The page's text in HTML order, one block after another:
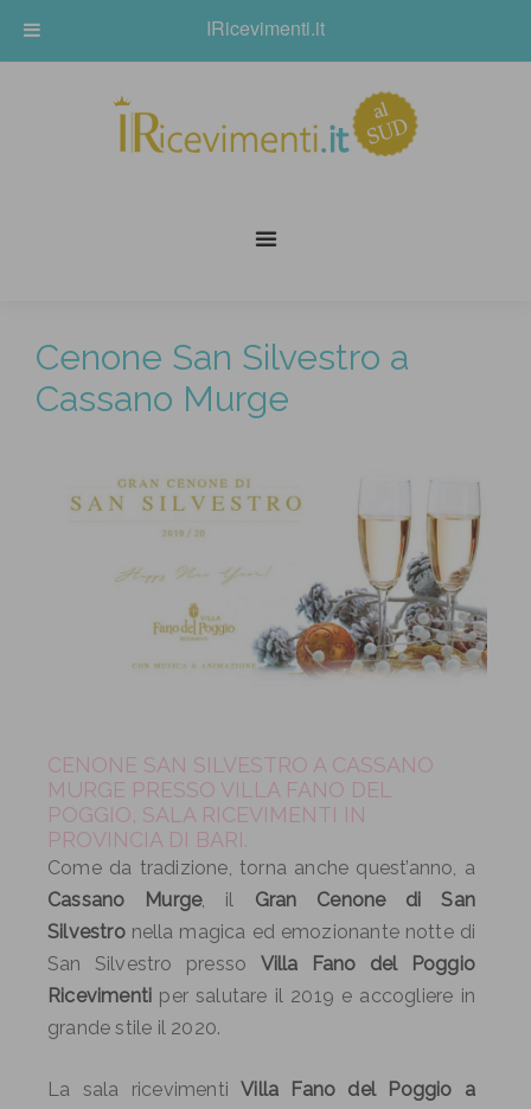
Cenone San Silvestro a
Cassano Murge
CENONE SAN SILVESTRO A CASSANO
MURGE PRESSO VILLA FANO DEL
POGGIO, SALA RICEVIMENTI IN
PROVINCIA DI BARI.
Come da tradizione, torna anche quest’anno, a
Cassano Murge, il Gran Cenone di San
Silvestro nella magica ed emozionante notte di
San Silvestro presso Villa Fano del Poggio
Ricevimenti per salutare il 2019 e accogliere in
grande stile il 2020.
La sala ricevimentiVilla Fano del Poggio a
IRicevimenti.it